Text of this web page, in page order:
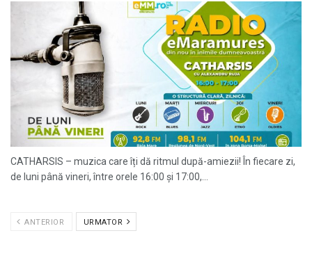
CATHARSIS – muzica care îți dă ritmul după-amiezii! În fiecare zi,
de luni până vineri, între orele 16:00 și 17:00,...
ANTERIOR URMATOR